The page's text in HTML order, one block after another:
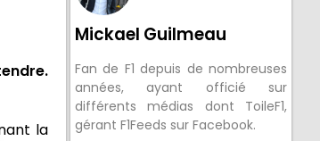
la
Mickael Guilmeau
Fan de F1 depuis de nombreuses
années, ayant officié sur
différents médias dont ToileF1,
gérant F1Feeds sur Facebook.